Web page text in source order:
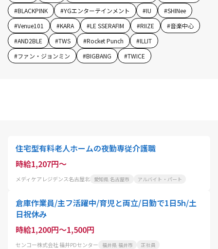
#BLACKPINK #YGエンターテインメント #IU #SHINee
#Venue101 #KARA #LE SSERAFIM #RIIZE #音楽中心
#AND2BLE #TWS #Rocket Punch #ILLIT
#ファン・ジョンミン #BIGBANG #TWICE
住宅型有料老人ホームの夜勤専従介護職
時給1,207円～
メディケアレジデンス名古屋北 愛知県 名古屋市 アルバイト・パート
倉庫作業員/主フ活躍中/育児と両立/日勤で1日5h/土
日祝休み
時給1,200円～1,500円
センコー株式会社 福井PDセンター 福井県 福井市 正社員